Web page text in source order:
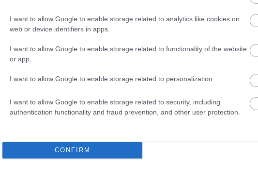
I want to allow Google to enable storage related to analytics like cookies on
web or device identifiers in apps.
I want to allow Google to enable storage related to functionality of the website
or app.
I want to allow Google to enable storage related to personalization.
I want to allow Google to enable storage related to security, including
authentication functionality and fraud prevention, and other user protection.
CONFIRM
Válassz egy szimbólumot, és nézd meg, milyen